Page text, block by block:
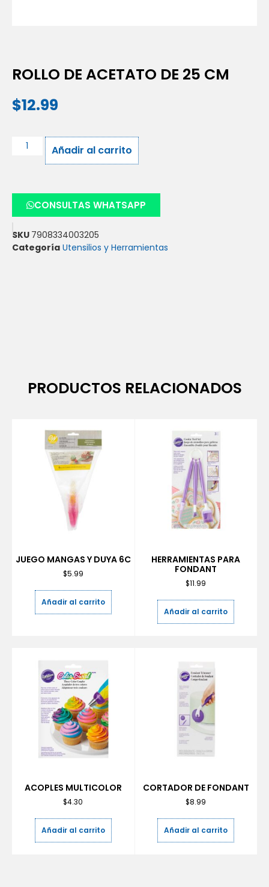
ROLLO DE ACETATO DE 25 CM
$12.99
Añadir al carrito
CONSULTAS WHATSAPP
SKU 7908334003205
Categoría Utensilios y Herramientas
PRODUCTOS RELACIONADOS
JUEGO MANGAS Y DUYA 6C
$5.99
Añadir al carrito
HERRAMIENTAS PARA
FONDANT
$11.99
Añadir al carrito
ACOPLES MULTICOLOR
$4.30
Añadir al carrito
CORTADOR DE FONDANT
$8.99
Añadir al carrito